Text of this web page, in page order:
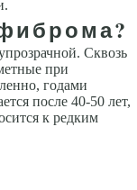
Сквозь
при
годами
после 40-50 лет,
к редким